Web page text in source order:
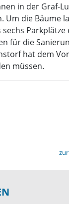
in der Graf-
Um die
für die
hat dem
müssen.